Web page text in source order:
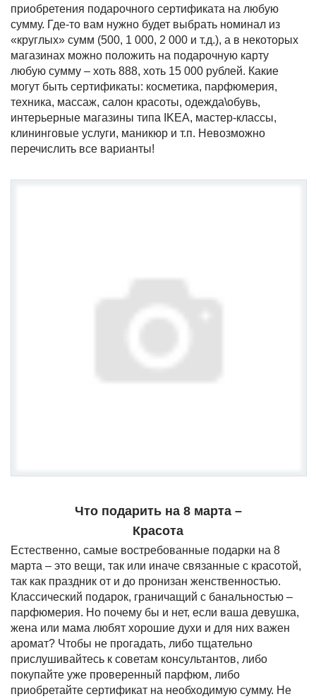
приобретения подарочного сертификата на любую
сумму. Где-то вам нужно будет выбрать номинал из
«круглых» сумм (500, 1 000, 2 000 и т.д.), а в некоторых
магазинах можно положить на подарочную карту
любую сумму – хоть 888, хоть 15 000 рублей. Какие
могут быть сертификаты: косметика, парфюмерия,
техника, массаж, салон красоты, одежда\обувь,
интерьерные магазины типа IKEA, мастер-классы,
клининговые услуги, маникюр и т.п. Невозможно
перечислить все варианты!
Что подарить на 8 марта –
Красота
Естественно, самые востребованные подарки на 8
марта – это вещи, так или иначе связанные с красотой,
так как праздник от и до пронизан женственностью.
Классический подарок, граничащий с банальностью –
парфюмерия. Но почему бы и нет, если ваша девушка,
жена или мама любят хорошие духи и для них важен
аромат? Чтобы не прогадать, либо тщательно
прислушивайтесь к советам консультантов, либо
покупайте уже проверенный парфюм, либо
приобретайте сертификат на необходимую сумму. Не